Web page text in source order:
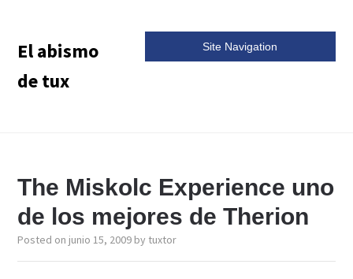
El abismo
de tux
Site Navigation
The Miskolc Experience uno
de los mejores de Therion
Posted on junio 15, 2009 by tuxtor